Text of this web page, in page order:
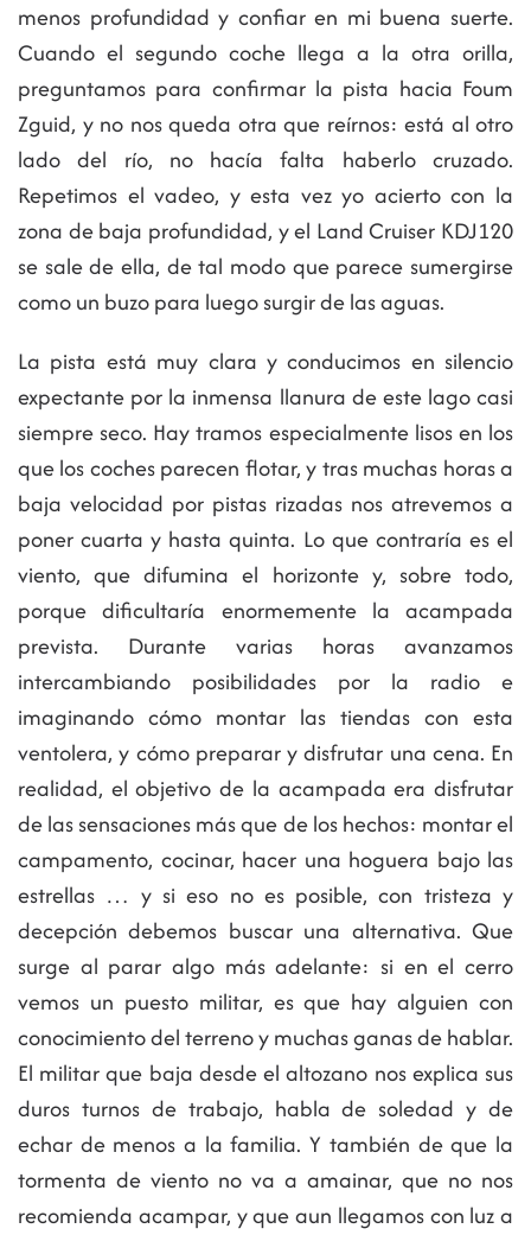
menos profundidad y confiar en mi buena suerte.
Cuando el segundo coche llega a la otra orilla,
preguntamos para confirmar la pista hacia Foum
Zguid, y no nos queda otra que reírnos: está al otro
lado del río, no hacía falta haberlo cruzado.
Repetimos el vadeo, y esta vez yo acierto con la
zona de baja profundidad, y el Land Cruiser KDJ120
se sale de ella, de tal modo que parece sumergirse
como un buzo para luego surgir de las aguas.
La pista está muy clara y conducimos en silencio
expectante por la inmensa llanura de este lago casi
siempre seco. Hay tramos especialmente lisos en los
que los coches parecen flotar, y tras muchas horas a
baja velocidad por pistas rizadas nos atrevemos a
poner cuarta y hasta quinta. Lo que contraría es el
viento, que difumina el horizonte y, sobre todo,
porque dificultaría enormemente la acampada
prevista. Durante varias horas avanzamos
intercambiando posibilidades por la radio e
imaginando cómo montar las tiendas con esta
ventolera, y cómo preparar y disfrutar una cena. En
realidad, el objetivo de la acampada era disfrutar
de las sensaciones más que de los hechos: montar el
campamento, cocinar, hacer una hoguera bajo las
estrellas … y si eso no es posible, con tristeza y
decepción debemos buscar una alternativa. Que
surge al parar algo más adelante: si en el cerro
vemos un puesto militar, es que hay alguien con
conocimiento del terreno y muchas ganas de hablar.
El militar que baja desde el altozano nos explica sus
duros turnos de trabajo, habla de soledad y de
echar de menos a la familia. Y también de que la
tormenta de viento no va a amainar, que no nos
recomienda acampar, y que aun llegamos con luz a